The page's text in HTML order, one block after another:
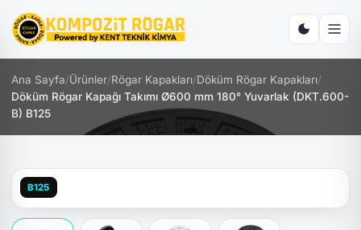
Ana Sayfa/Ürünler/Rögar Kapakları/Döküm Rögar Kapakları/
Döküm Rögar Kapağı Takımı Ø600 mm 180° Yuvarlak (DKT.600-
B) B125
B125